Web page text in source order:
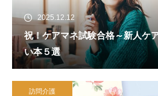
2025.12.12
祝！ケアマネ試験合格～新人ケ
い本５選
訪問介護